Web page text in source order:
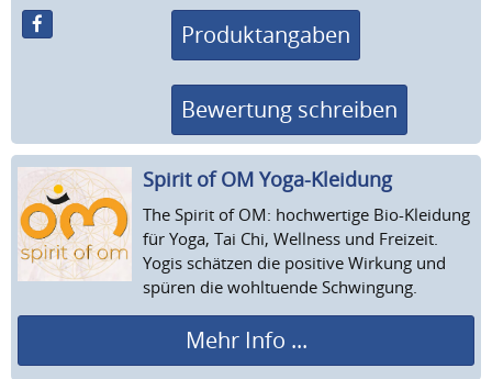
Produktangaben
Bewertung schreiben
Spirit of OM Yoga-Kleidung
The Spirit of OM: hochwertige Bio-Kleidung
für Yoga, Tai Chi, Wellness und Freizeit.
Yogis schätzen die positive Wirkung und
spüren die wohltuende Schwingung.
Mehr Info ...